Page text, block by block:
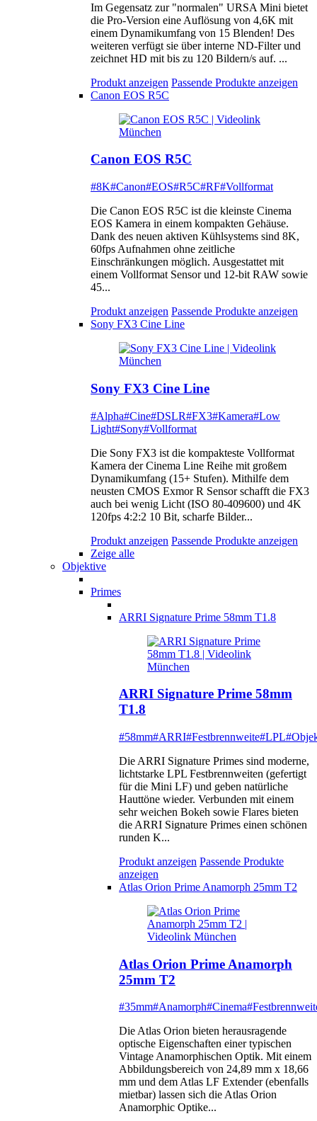
Im Gegensatz zur "normalen" URSA Mini bietet
die Pro-Version eine Auflösung von 4,6K mit
einem Dynamikumfang von 15 Blenden! Des
weiteren verfügt sie über interne ND-Filter und
zeichnet HD mit bis zu 120 Bildern/s auf. ...
Produkt anzeigen Passende Produkte anzeigen
Canon EOS R5C
Canon EOS R5C
#8K#Canon#EOS#R5C#RF#Vollformat
Die Canon EOS R5C ist die kleinste Cinema
EOS Kamera in einem kompakten Gehäuse.
Dank des neuen aktiven Kühlsystems sind 8K,
60fps Aufnahmen ohne zeitliche
Einschränkungen möglich. Ausgestattet mit
einem Vollformat Sensor und 12-bit RAW sowie
45...
Produkt anzeigen Passende Produkte anzeigen
Sony FX3 Cine Line
Sony FX3 Cine Line
#Alpha#Cine#DSLR#FX3#Kamera#Low
Light#Sony#Vollformat
Die Sony FX3 ist die kompakteste Vollformat
Kamera der Cinema Line Reihe mit großem
Dynamikumfang (15+ Stufen). Mithilfe dem
neusten CMOS Exmor R Sensor schafft die FX3
auch bei wenig Licht (ISO 80-409600) und 4K
120fps 4:2:2 10 Bit, scharfe Bilder...
Produkt anzeigen Passende Produkte anzeigen
Zeige alle
Objektive
Primes
ARRI Signature Prime 58mm T1.8
ARRI Signature Prime 58mm
T1.8
#58mm#ARRI#Festbrennweite#LPL
Die ARRI Signature Primes sind moderne,
lichtstarke LPL Festbrennweiten (gefertigt
für die Mini LF) und geben natürliche
Hauttöne wieder. Verbunden mit einem
sehr weichen Bokeh sowie Flares bieten
die ARRI Signature Primes einen schönen
runden K...
Produkt anzeigen Passende Produkte
anzeigen
Atlas Orion Prime Anamorph 25mm T2
Atlas Orion Prime Anamorph
25mm T2
#35mm#Anamorph#Cinema
Die Atlas Orion bieten herausragende
optische Eigenschaften einer typischen
Vintage Anamorphischen Optik. Mit einem
Abbildungsbereich von 24,89 mm x 18,66
mm und dem Atlas LF Extender (ebenfalls
mietbar) lassen sich die Atlas Orion
Anamorphic Optike...